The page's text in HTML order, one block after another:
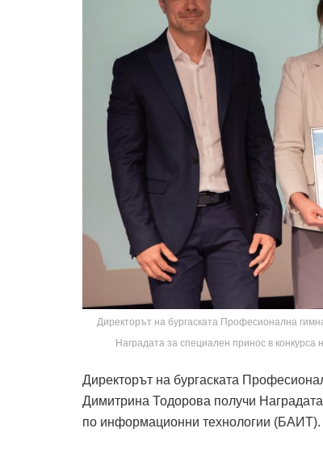
Директорът на бургаската Професионална
Наградата за специален принос в
Директорът на бургаската
Димитрина Тодорова получи
по информационни технологии (БАИТ).